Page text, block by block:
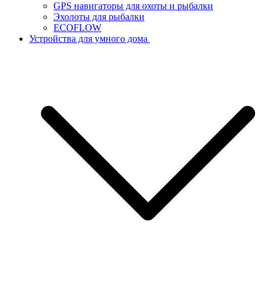
GPS навигаторы для охоты и рыбалки
Эхолоты для рыбалки
ECOFLOW
Устройства для умного дома